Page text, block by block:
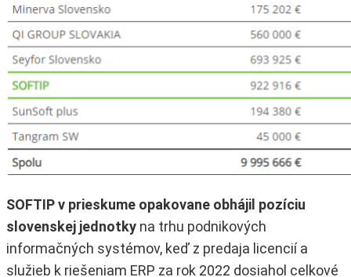
SOFTIP v prieskume opakovane obhájil pozíciu
slovenskej jednotky na trhu podnikových
informačných systémov, keď z predaja licencií a
služieb k riešeniam ERP za rok 2022 dosiahol celkové